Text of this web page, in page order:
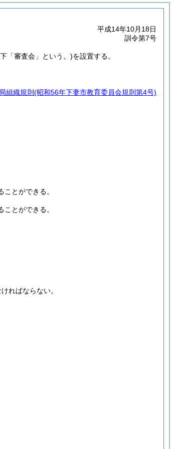
平成14年10月18日
訓令第7号
「審査会」という。)を設置する。
組織規則 (昭和56年下妻市教育委員会規則第4号)
とができる。
とができる。
ればならない。